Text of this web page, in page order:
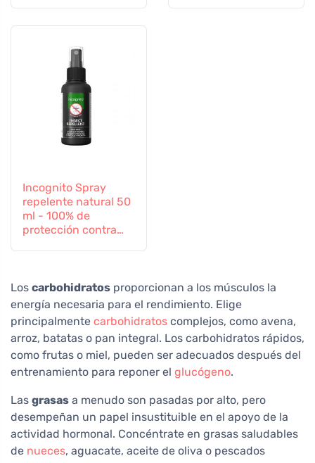
Incognito Spray
repelente natural 50
ml - 100% de
protección contra
Los carbohidratos proporcionan a los músculos la
energía necesaria para el rendimiento. Elige
principalmente carbohidratos complejos, como avena,
arroz, batatas o pan integral. Los carbohidratos rápidos,
como frutas o miel, pueden ser adecuados después del
entrenamiento para reponer el glucógeno.
Las grasas a menudo son pasadas por alto, pero
desempeñan un papel insustituible en el apoyo de la
actividad hormonal. Concéntrate en grasas saludables
de nueces, aguacate, aceite de oliva o pescados